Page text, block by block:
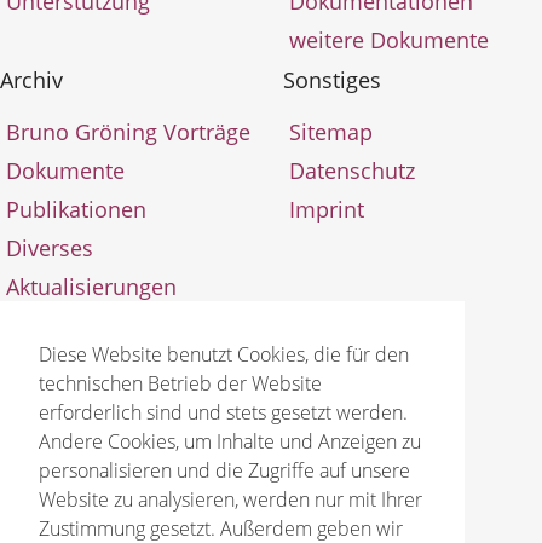
Diese Website benutzt Cookies, die für den
technischen Betrieb der Website
erforderlich sind und stets gesetzt werden.
Andere Cookies, um Inhalte und Anzeigen zu
personalisieren und die Zugriffe auf unsere
Website zu analysieren, werden nur mit Ihrer
Zustimmung gesetzt. Außerdem geben wir
weitere Dokumente
Archiv
Bruno Gröning Vorträge
Dokumente
Publikationen
Diverses
Aktualisierungen
Sonstiges
Sitemap
Datenschutz
Imprint
© 2026 Bruno Gröning Stiftung